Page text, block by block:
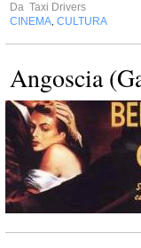
Da Taxi Drivers
CINEMA, CULTURA
Angoscia